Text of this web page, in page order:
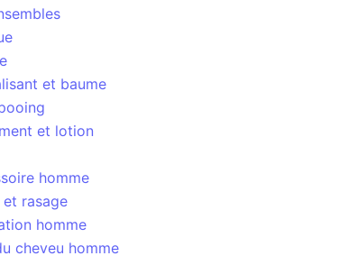
et baume
et lotion
homme
et rasage
homme
cheveu homme